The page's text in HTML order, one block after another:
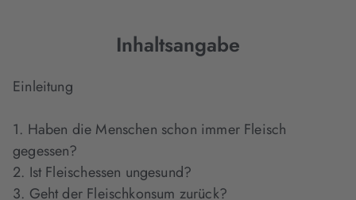
Inhaltsangabe
Einleitung
1. Haben die Menschen schon immer Fleisch
gegessen?
2. Ist Fleischessen ungesund?
3. Geht der Fleischkonsum zurück?